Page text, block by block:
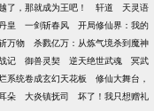
了，那就成为王吧！ 轩道
天灵语
皇 一剑斩春风
开局修仙界：我的
万物
杀戮亿万：从炼气境杀到魔神
记 御兽灵契 逆天绝世武魂
冥武
系统卷成玄幻天花板
修仙大舞台，
朵 大炎镇抚司
坏了！我只想赠礼